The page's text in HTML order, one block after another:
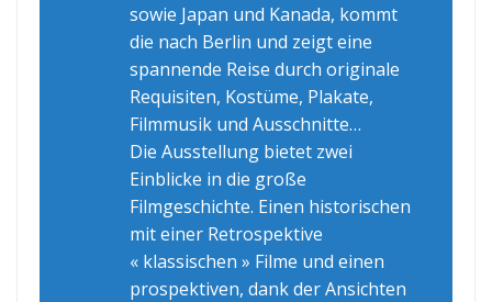
sowie Japan und Kanada, kommt
die nach Berlin und zeigt eine
spannende Reise durch originale
Requisiten, Kostüme, Plakate,
Filmmusik und Ausschnitte…
Die Ausstellung bietet zwei
Einblicke in die große
Filmgeschichte. Einen historischen
mit einer Retrospektive
« klassischen » Filme und einen
prospektiven, dank der Ansichten